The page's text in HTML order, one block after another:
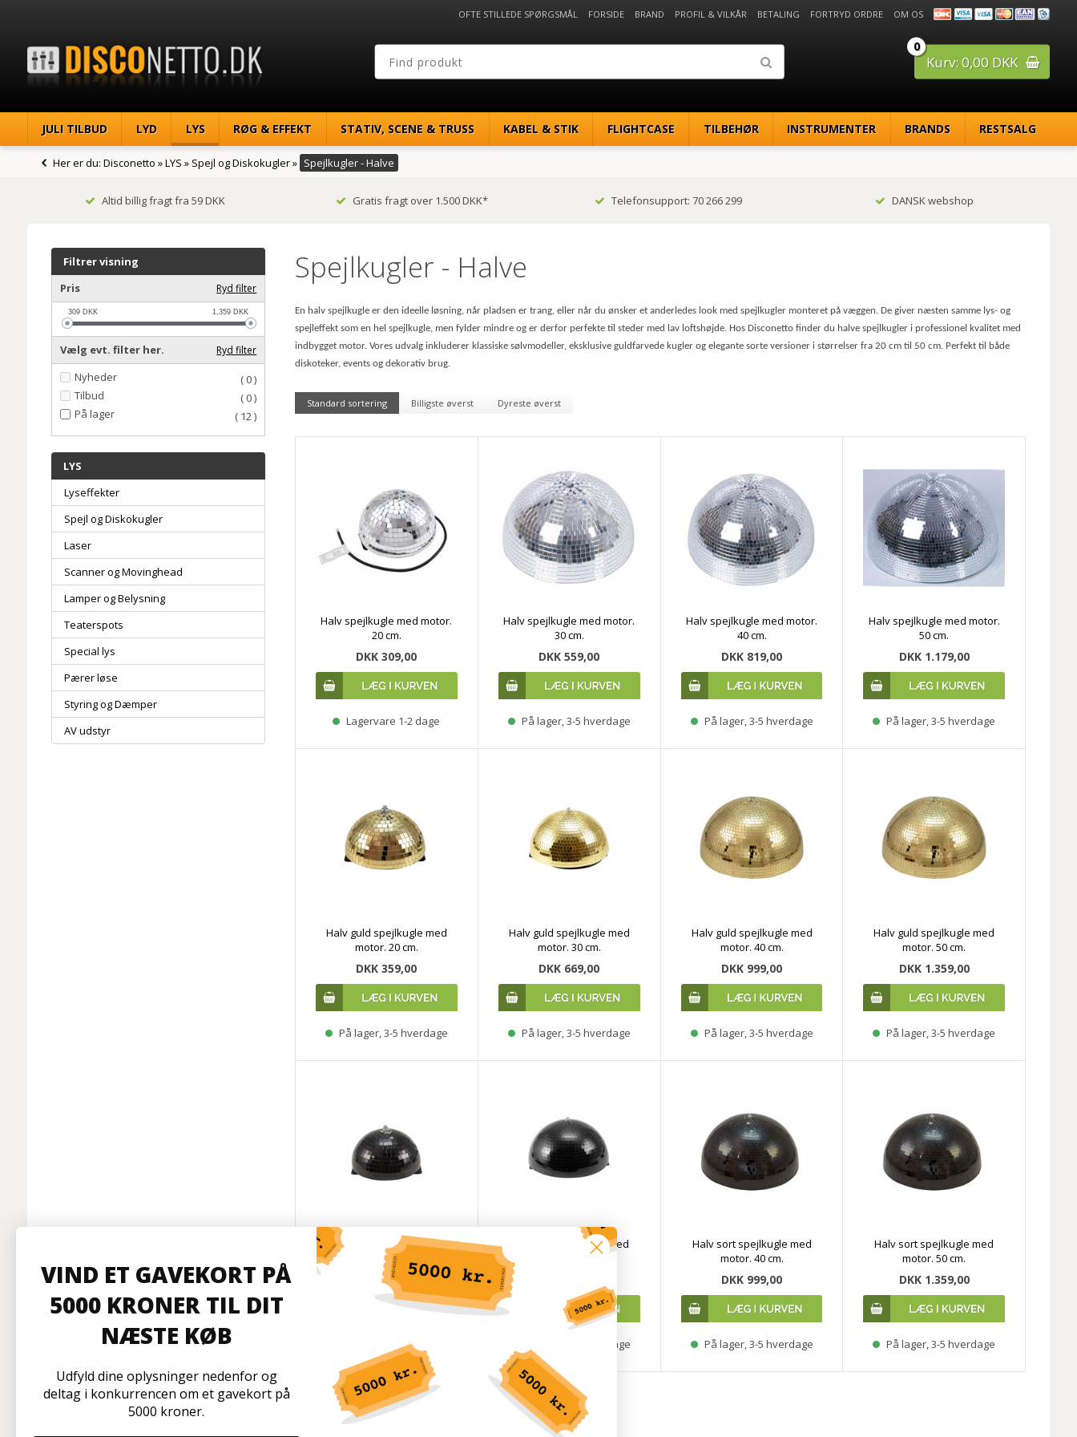
0
Kurv: 0,00 DKK
OFTE STILLEDE SPØRGSMÅL FORSIDE BRAND PROFIL & VILKÅR BETALING FORTRYD ORDRE OM OS
JULI TILBUD LYD LYS RØG & EFFEKT STATIV, SCENE & TRUSS KABEL & STIK FLIGHTCASE TILBEHØR INSTRUMENTER BRANDS RESTSALG
Her er du: Disconetto »LYS » Spejl og Diskokugler» Spejlkugler - Halve
Altid billig fragt fra 59 DKK Gratis fragt over 1.500 DKK* Telefonsupport: 70 266 299 DANSK webshop
Filtrer visning
Pris
Ryd filter
309DKK 1,359DKK
Vælg evt. filter her. Ryd filter
Nyheder
( 0 )
Tilbud
( 0 )
På lager
( 12 )
LYS
Lyseffekter
Spejl og Diskokugler
Laser
Scanner og Movinghead
Lamper og Belysning
Teaterspots
Special lys
Pærer løse
Styring og Dæmper
AV udstyr
Spejlkugler - Halve
En halv spejlkugle er den ideelle løsning, når pladsen er trang, eller når du ønsker et anderledes look med spejlkugler monteret på væggen. De giver næsten samme lys- og
spejleffekt som en hel spejlkugle, men fylder mindre og er derfor perfekte til steder med lav loftshøjde. Hos Disconetto finder du halve spejlkugler i professionel kvalitet med
indbygget motor. Vores udvalg inkluderer klassiske sølvmodeller, eksklusive guldfarvede kugler og elegante sorte versioner i størrelser fra 20 cm til 50 cm. Perfekt til både
diskoteker, events og dekorativ brug.
Standard sortering Billigste øverst Dyreste øverst
Halv spejlkugle med motor.
20 cm.
DKK 309,00
Lagervare 1-2 dage
Halv spejlkugle med motor.
30 cm.
DKK 559,00
På lager, 3-5 hverdage
Halv spejlkugle med motor.
40 cm.
DKK 819,00
På lager, 3-5 hverdage
Halv spejlkugle med motor.
50 cm.
DKK 1.179,00
På lager, 3-5 hverdage
Halv guld spejlkugle med
motor. 20 cm.
DKK 359,00
På lager, 3-5 hverdage
Halv guld spejlkugle med
motor. 30 cm.
DKK 669,00
På lager, 3-5 hverdage
Halv guld spejlkugle med
motor. 40 cm.
DKK 999,00
På lager, 3-5 hverdage
Halv guld spejlkugle med
motor. 50 cm.
DKK 1.359,00
På lager, 3-5 hverdage
Halv sort spejlkugle med
motor. 20 cm.
DKK 359,00
På lager, 3-5 hverdage
Halv sort spejlkugle med
motor. 30 cm.
På lager, 3-5 hverdage
Halv sort spejlkugle med
motor. 40 cm.
DKK 999,00
På lager, 3-5 hverdage
Halv sort spejlkugle med
motor. 50 cm.
DKK 1.359,00
På lager, 3-5 hverdage
VIND ET GAVEKORT PÅ
5000 KRONER TIL DIT
NÆSTE KØB
Udfyld dine oplysninger nedenfor og
deltag i konkurrencen om et gavekort på
5000 kroner.